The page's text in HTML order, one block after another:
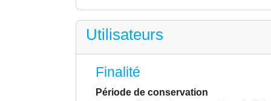
Utilisateurs
Finalité
Période de conservation